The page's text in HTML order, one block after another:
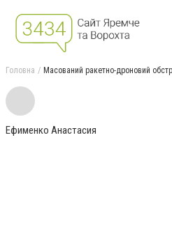
Головна Масований ракетно-дроновий
Ефименко Анастасия